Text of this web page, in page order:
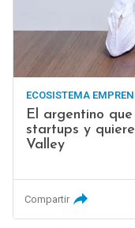
ECOSISTEMA
El argentino
startups y
Valley
Compartir